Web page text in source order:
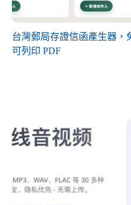
台灣郵局存證信函產生器，
可列印 PDF